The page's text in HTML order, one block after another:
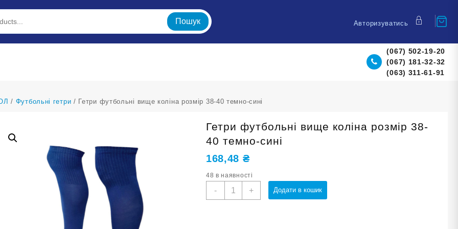
Пошук Авторизуватись
(067) 502-19-20
(067) 181-32-32
(063) 311-61-91
/ Футбольні гетри / Гетри футбольні вище коліна розмір 38-40 темно-сині
Гетри футбольні вище коліна розмір 38-
40 темно-сині
168,48 ₴
48 в наявності
-
Гетри
+ Додати в кошик